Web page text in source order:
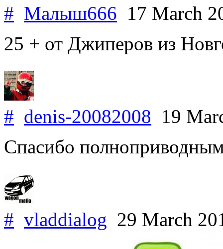
# Малыш666 17 March
25 + от Джиперов из
# denis-20082008 19
Спасибо
# vladdialog 29 March